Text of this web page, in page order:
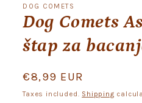
DOG COMETS
Dog Comets
štap za
Regular
price
€8,99 EUR
Taxes included. Shipping